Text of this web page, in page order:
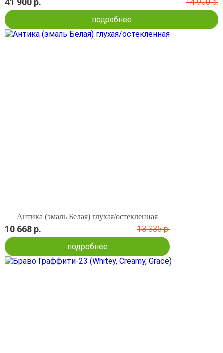
44 900 р.
подробнее
Антика (эмаль Белая) глухая/остекленная
10 668 р.
13 335 р.
подробнее